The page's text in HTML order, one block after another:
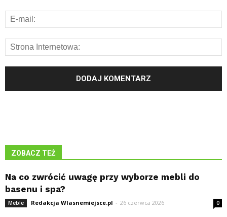
ZOBACZ TEŻ
Na co zwrócić uwagę przy wyborze mebli do
basenu i spa?
Meble Redakcja Wlasnemiejsce.pl - 26 czerwca 2026 0